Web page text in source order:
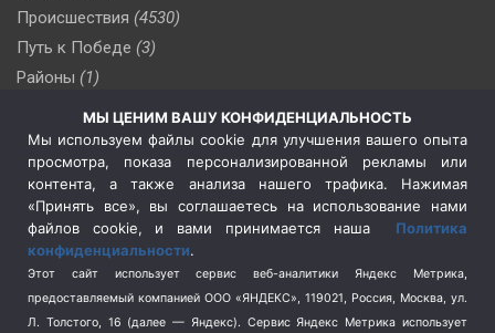
Происшествия (4530)
Путь к Победе (3)
Районы (1)
(510)
Сельское хозяйство (3)
Социальная политика
(3)
Спецоперация в Украине
Спецоперация на Украине
(404)
Спорт (740)
Терроризм (1)
МЫ ЦЕНИМ ВАШУ КОНФИДЕНЦИАЛЬНОСТЬ
Мы используем файлы cookie для улучшения вашего опыта
просмотра, показа персонализированной рекламы или
контента, а также анализа нашего трафика. Нажимая
«Принять все», вы соглашаетесь на использование нами
файлов cookie, и вами принимается наша Политика
конфиденциальности.
Этот сайт использует сервис веб-аналитики Яндекс Метрика,
предоставляемый компанией ООО «ЯНДЕКС», 119021, Россия, Москва, ул.
Л. Толстого, 16 (далее — Яндекс). Сервис Яндекс Метрика использует